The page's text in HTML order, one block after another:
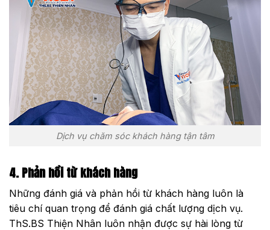
Dịch vụ chăm sóc khách hàng tận tâm
4. Phản hồi từ khách hàng
Những đánh giá và phản hồi từ khách hàng luôn là
tiêu chí quan trọng để đánh giá chất lượng dịch vụ.
ThS.BS Thiện Nhân luôn nhận được sự hài lòng từ